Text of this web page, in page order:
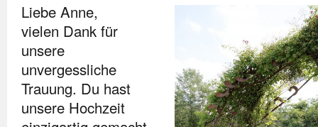
Liebe Anne,
vielen Dank für
unsere
unvergessliche
Trauung. Du hast
unsere Hochzeit